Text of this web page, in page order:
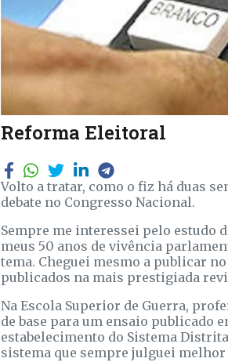
Reforma Eleitoral
Volto a tratar, como o fiz há duas
debate no Congresso Nacional.
Sempre me interessei pelo estudo
meus 50 anos de vivência
tema. Cheguei mesmo a publicar
publicados na mais prestigiada
Na Escola Superior de Guerra,
de base para um ensaio publicado
estabelecimento do Sistema
sistema que sempre julguei